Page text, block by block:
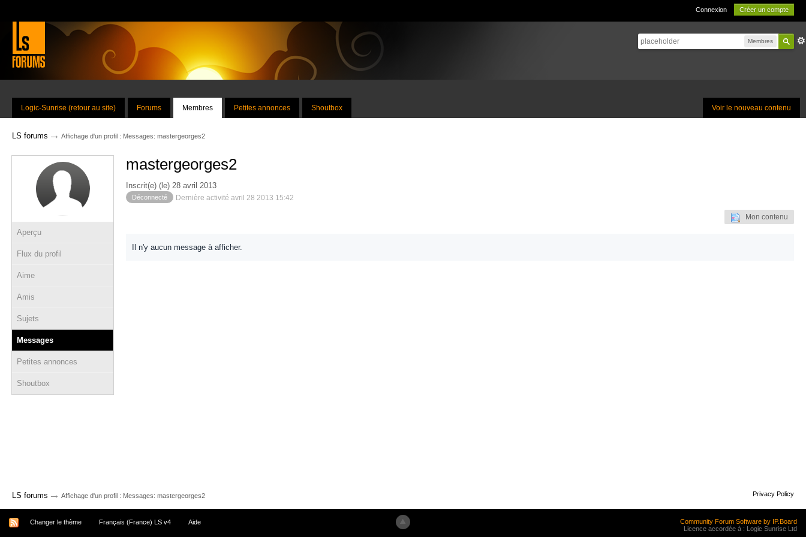
Connexion Créer un compte
Membres
Voir le nouveau contenu
Logic-Sunrise (retour au site) Forums Membres Petites annonces Shoutbox
LS forums → Affichage d'un profil : Messages: mastergeorges2
Aperçu
Flux du profil
Aime
Amis
Sujets
Messages
Petites annonces
Shoutbox
mastergeorges2
Inscrit(e) (le) 28 avril 2013
Déconnecté Dernière activité avril 28 2013 15:42
Mon contenu
Il n'y aucun message à afficher.
LS forums → Affichage d'un profil : Messages: mastergeorges2 Privacy Policy
Changer le thème Français (France) LS v4 Aide
Community Forum Software by IP.Board
Licence accordée à : Logic Sunrise Ltd